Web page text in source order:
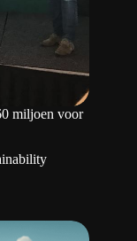
miljoen voor